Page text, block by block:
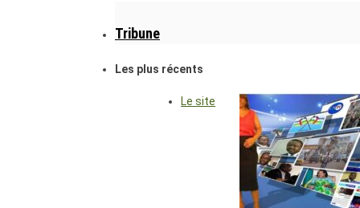
Tribune
Les plus récents
Le site